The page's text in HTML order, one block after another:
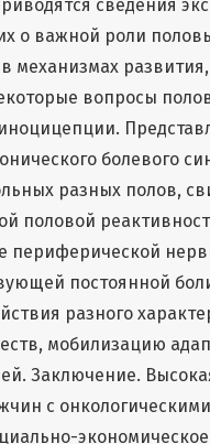
сведения
о важной роли
механизмах
вопросы
болевого
разных полов,
половой
периферической
постоянной
разного
мобилизацию
Заключение.
с